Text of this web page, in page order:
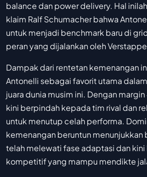
balance dan power delivery. Hal
klaim Ralf Schumacher bahwa
untuk menjadi benchmark baru di
peran yang dijalankan oleh
Dampak dari rentetan kemenangan
Antonelli sebagai favorit utama
juara dunia musim ini. Dengan
kini berpindah kepada tim rival dan
untuk menutup celah performa.
kemenangan beruntun menunjukkan
telah melewati fase adaptasi dan
kompetitif yang mampu mendikte